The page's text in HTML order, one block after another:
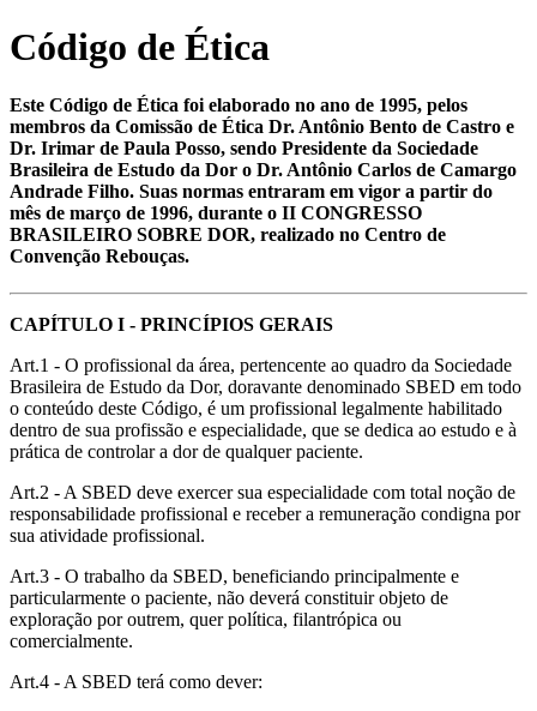
Código de Ética
Este Código de Ética foi elaborado no ano de 1995, pelos
membros da Comissão de Ética Dr. Antônio Bento de Castro e
Dr. Irimar de Paula Posso, sendo Presidente da Sociedade
Brasileira de Estudo da Dor o Dr. Antônio Carlos de Camargo
Andrade Filho. Suas normas entraram em vigor a partir do
mês de março de 1996, durante o II CONGRESSO
BRASILEIRO SOBRE DOR, realizado no Centro de
Convenção Rebouças.
CAPÍTULO I - PRINCÍPIOS GERAIS
Art.1 - O profissional da área, pertencente ao quadro da Sociedade
Brasileira de Estudo da Dor, doravante denominado SBED em todo
o conteúdo deste Código, é um profissional legalmente habilitado
dentro de sua profissão e especialidade, que se dedica ao estudo e à
prática de controlar a dor de qualquer paciente.
Art.2 - A SBED deve exercer sua especialidade com total noção de
responsabilidade profissional e receber a remuneração condigna por
sua atividade profissional.
Art.3 - O trabalho da SBED, beneficiando principalmente e
particularmente o paciente, não deverá constituir objeto de
exploração por outrem, quer política, filantrópica ou
comercialmente.
Art.4 - A SBED terá como dever: